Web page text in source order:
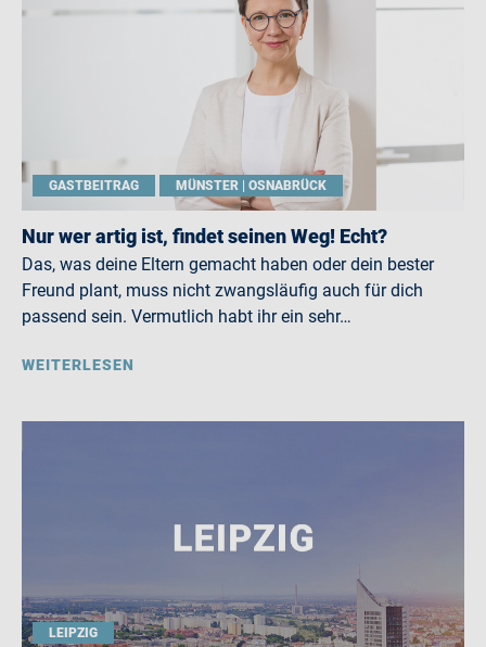
GASTBEITRAG MÜNSTER | OSNABRÜCK
Nur wer artig ist, findet seinen Weg! Echt?
Das, was deine Eltern gemacht haben oder dein bester
Freund plant, muss nicht zwangsläufig auch für dich
passend sein. Vermutlich habt ihr ein sehr…
WEITERLESEN
LEIPZIG